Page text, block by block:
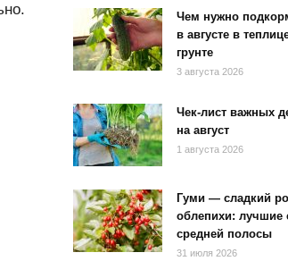
Чем нужно
в августе в
грунте
3 августа 2026
Чек-лист важных
на август
1 августа 2026
Гуми — сладкий
облепихи: лучшие
средней полосы
31 июля 2026